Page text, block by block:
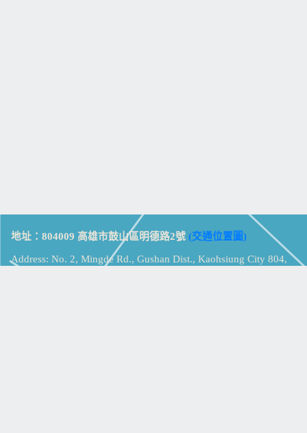
地址：804009 高雄市鼓山區明德路2號 (交通位置圖)
Address: No. 2, Mingde Rd., Gushan Dist., Kaohsiung City 804,